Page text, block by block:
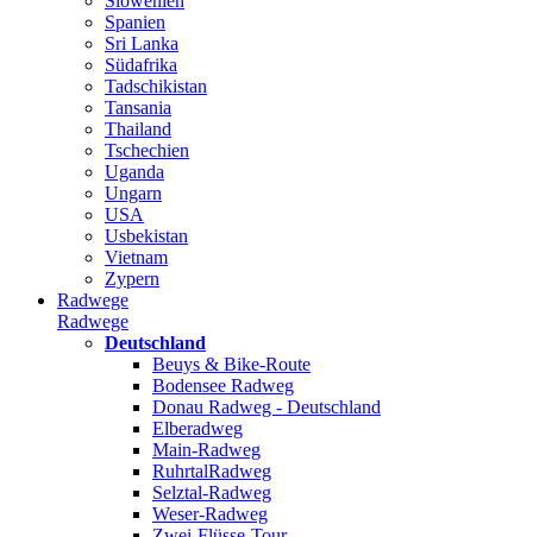
Spanien
Sri Lanka
Südafrika
Tadschikistan
Tansania
Thailand
Tschechien
Uganda
Ungarn
USA
Usbekistan
Vietnam
Zypern
Radwege
Radwege
Deutschland
Beuys & Bike-Route
Bodensee Radweg
Donau Radweg - Deutschland
Elberadweg
Main-Radweg
RuhrtalRadweg
Selztal-Radweg
Weser-Radweg